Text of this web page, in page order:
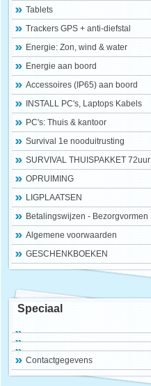
Tablets
Trackers GPS + anti-diefstal
Energie: Zon, wind & water
Energie aan boord
Accessoires (IP65) aan boord
INSTALL PC's, Laptops Kabels
PC's: Thuis & kantoor
Survival 1e nooduitrusting
SURVIVAL THUISPAKKET 72uur
OPRUIMING
LIGPLAATSEN
Betalingswijzen - Bezorgvormen
Algemene voorwaarden
GESCHENKBOEKEN
Speciaal
Contactgegevens